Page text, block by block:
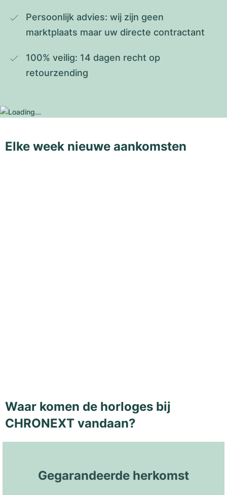
Persoonlijk advies: wij zijn geen
marktplaats maar uw directe contractant
100% veilig: 14 dagen recht op
retourzending
Elke week nieuwe aankomsten
Waar komen de horloges bij
CHRONEXT vandaan?
Gegarandeerde herkomst